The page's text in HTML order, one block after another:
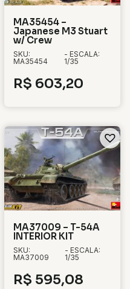
MA35454 –
Japanese M3 Stuart
w/ Crew
SKU:
MA35454
- ESCALA:
1/35
R$ 603,20
MA37009 – T-54A
INTERIOR KIT
SKU:
MA37009
- ESCALA:
1/35
R$ 595,08